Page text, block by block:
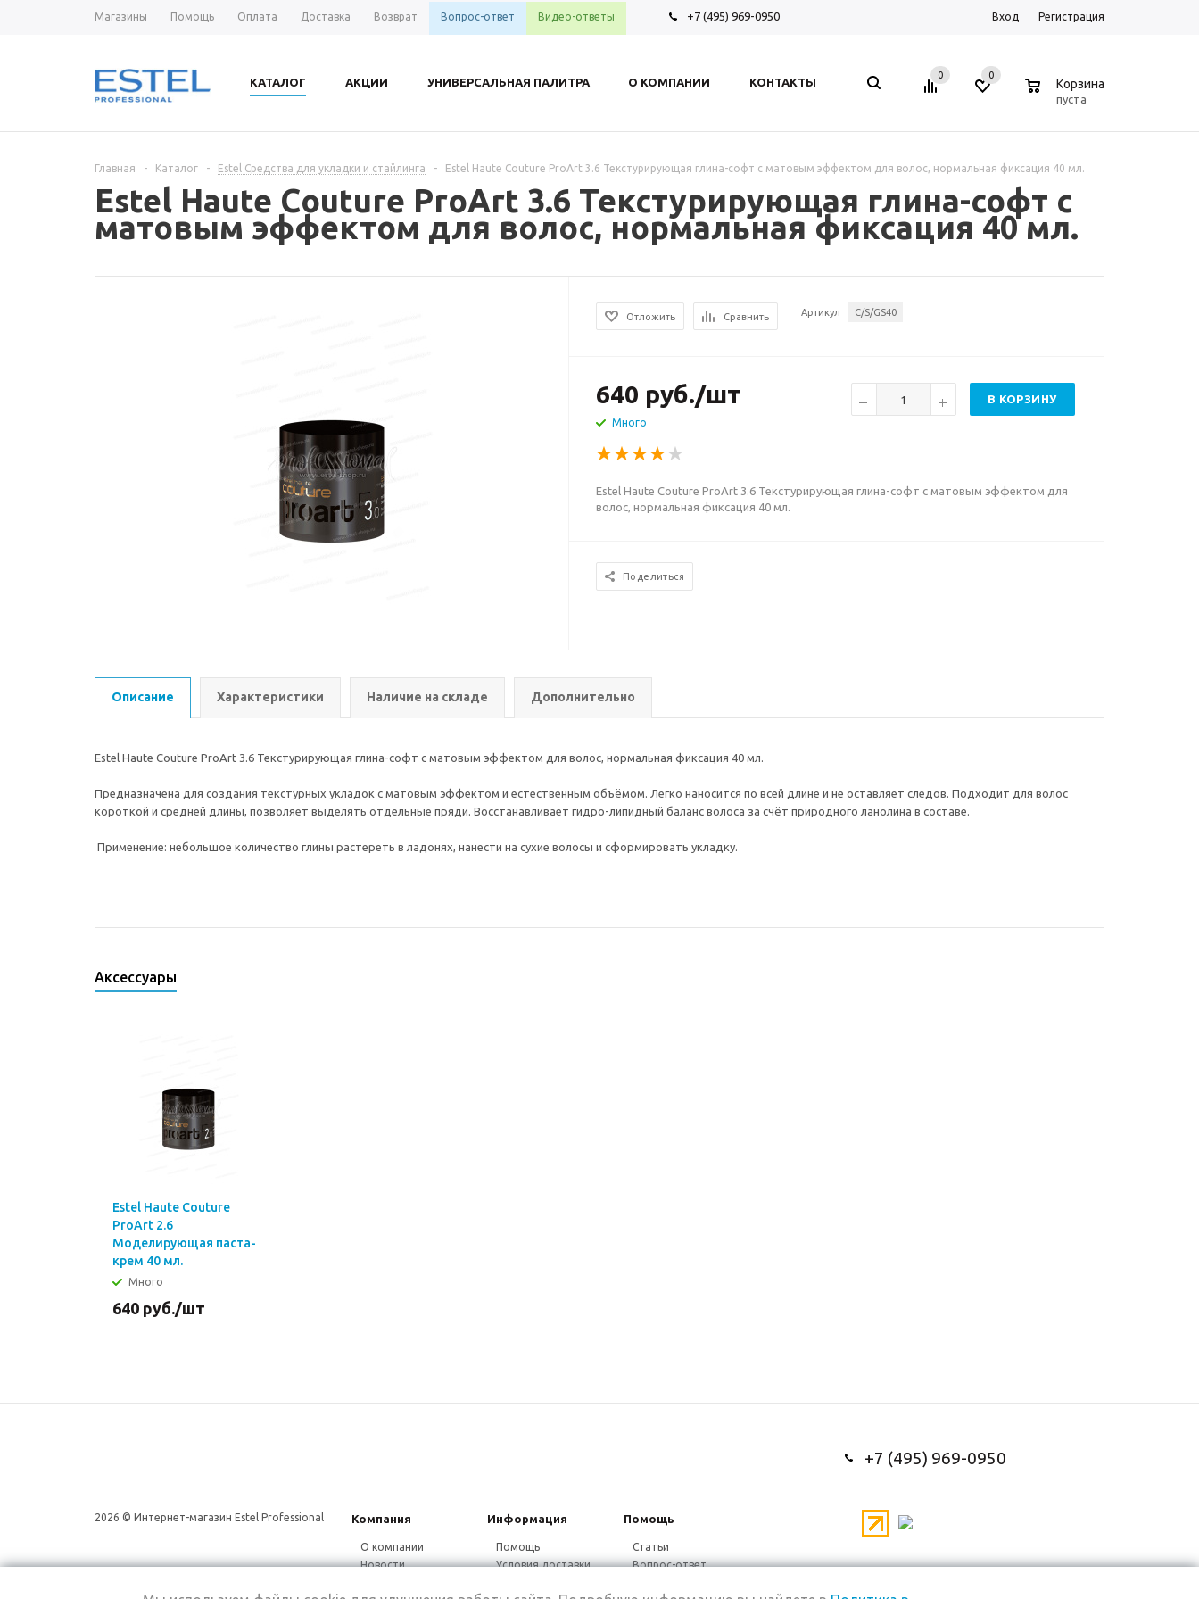
Магазины Помощь Оплата Доставка Возврат Вопрос-ответ Видео-ответы +7 (495) 969-0950 Вход Регистрация
КАТАЛОГ АКЦИИ УНИВЕРСАЛЬНАЯ ПАЛИТРА О КОМПАНИИ КОНТАКТЫ
0 0
Корзина
пуста
Главная - Каталог - Estel Средства для укладки и стайлинга - Estel Haute Couture ProArt 3.6 Текстурирующая глина-софт с матовым эффектом для волос, нормальная фиксация 40 мл.
Estel Haute Couture ProArt 3.6 Текстурирующая глина-софт с
матовым эффектом для волос, нормальная фиксация 40 мл.
Отложить Сравнить Артикул C/S/GS40
640 руб./шт
Много
В КОРЗИНУ
Estel Haute Couture ProArt 3.6 Текстурирующая глина-софт с матовым эффектом для
волос, нормальная фиксация 40 мл.
Поделиться
Описание Характеристики Наличие на складе Дополнительно
Estel Haute Couture ProArt 3.6 Текстурирующая глина-софт с матовым эффектом для волос, нормальная фиксация 40 мл.
Предназначена для создания текстурных укладок с матовым эффектом и естественным объёмом. Легко наносится по всей длине и не оставляет следов. Подходит для волос
короткой и средней длины, позволяет выделять отдельные пряди. Восстанавливает гидро-липидный баланс волоса за счёт природного ланолина в составе.
Применение: небольшое количество глины растереть в ладонях, нанести на сухие волосы и сформировать укладку.
Аксессуары
Estel Haute Couture
ProArt 2.6
Моделирующая паста-
крем 40 мл.
Много
640 руб./шт
+7 (495) 969-0950
2026 © Интернет-магазин Estel Professional Компания Информация Помощь
О компании
Новости
Помощь
Условия доставки
Статьи
Вопрос-ответ